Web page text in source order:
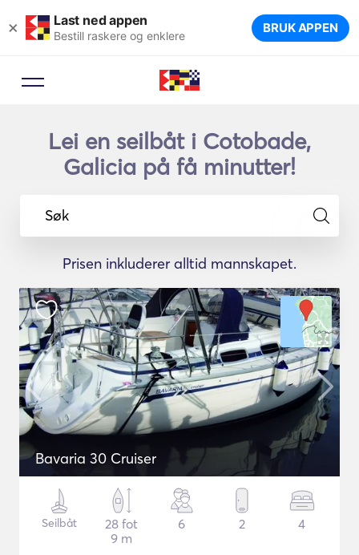
× Last ned appen
Bestill raskere og enklere BRUK APPEN
Lei en seilbåt i Cotobade,
Galicia på få minutter!
Søk
Prisen inkluderer alltid mannskapet.
Bavaria 30 Cruiser
Seilbåt
28 fot
9 m
6 2 4